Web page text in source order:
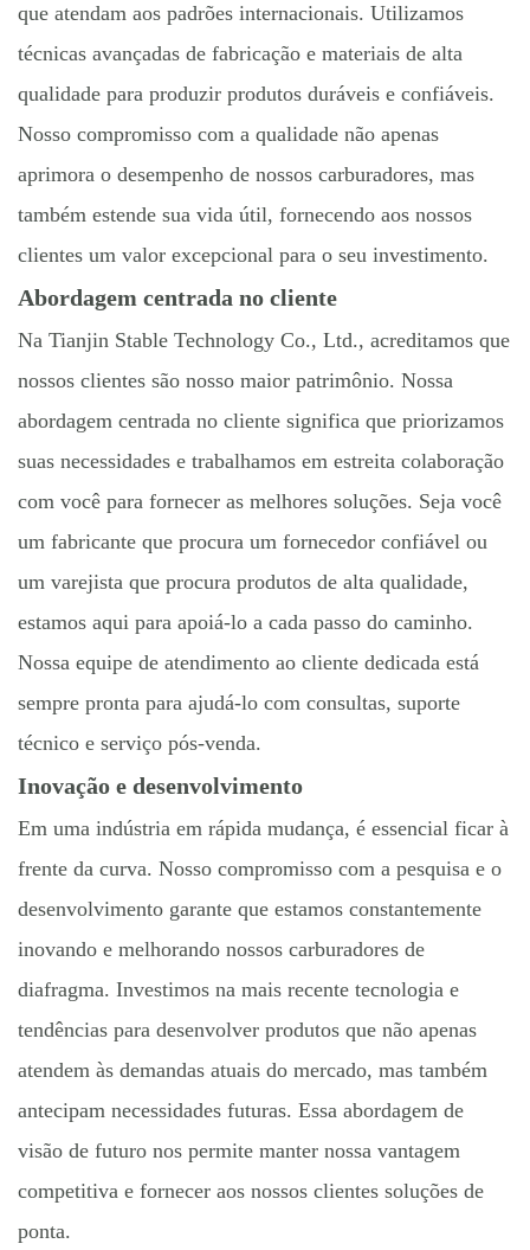
que atendam aos padrões internacionais. Utilizamos
técnicas avançadas de fabricação e materiais de alta
qualidade para produzir produtos duráveis ​​e confiáveis.
Nosso compromisso com a qualidade não apenas
aprimora o desempenho de nossos carburadores, mas
também estende sua vida útil, fornecendo aos nossos
clientes um valor excepcional para o seu investimento.
Abordagem centrada no cliente
Na Tianjin Stable Technology Co., Ltd., acreditamos que
nossos clientes são nosso maior patrimônio. Nossa
abordagem centrada no cliente significa que priorizamos
suas necessidades e trabalhamos em estreita colaboração
com você para fornecer as melhores soluções. Seja você
um fabricante que procura um fornecedor confiável ou
um varejista que procura produtos de alta qualidade,
estamos aqui para apoiá-lo a cada passo do caminho.
Nossa equipe de atendimento ao cliente dedicada está
sempre pronta para ajudá-lo com consultas, suporte
técnico e serviço pós-venda.
Inovação e desenvolvimento
Em uma indústria em rápida mudança, é essencial ficar à
frente da curva. Nosso compromisso com a pesquisa e o
desenvolvimento garante que estamos constantemente
inovando e melhorando nossos carburadores de
diafragma. Investimos na mais recente tecnologia e
tendências para desenvolver produtos que não apenas
atendem às demandas atuais do mercado, mas também
antecipam necessidades futuras. Essa abordagem de
visão de futuro nos permite manter nossa vantagem
competitiva e fornecer aos nossos clientes soluções de
ponta.